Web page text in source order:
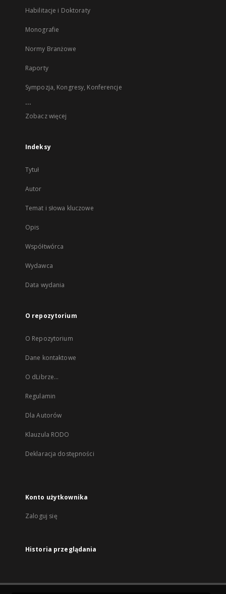
Habilitacje i Doktoraty
Monografie
Normy Branżowe
Raporty
Sympozja, Kongresy, Konferencje
...
Zobacz więcej
Indeksy
Tytuł
Autor
Temat i słowa kluczowe
Opis
Współtwórca
Wydawca
Data wydania
O repozytorium
O Repozytorium
Dane kontaktowe
O dLibrze...
Regulamin
Dla Autorów
Klauzula RODO
Deklaracja dostępności
Konto użytkownika
Zaloguj się
Historia przeglądania